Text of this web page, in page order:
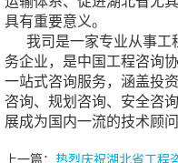
具有重要意义。
我司是一家专业从事工
务企业，是中国工程咨询
一站式咨询服务，涵盖投
咨询、规划咨询、安全咨
展成为国内一流的技术顾问
上一篇： 热烈庆祝湖北省工程